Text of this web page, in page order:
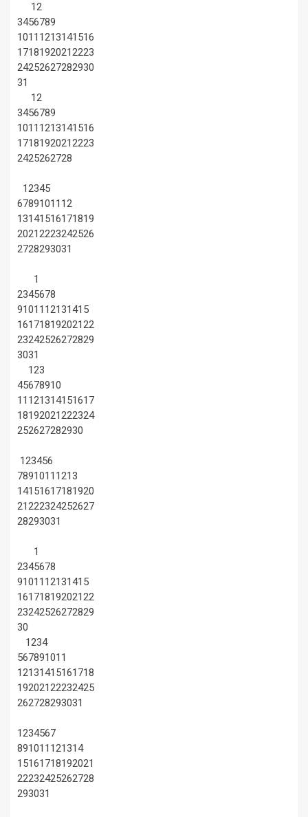
12
3456789
1011 1213141516
17181920212223
24252627282930
31
12
3456789
1011 1213141516
17181920212223
2425262728
12345
67891011 12
13141516171819
20212223242526
2728293031
1
2345678
91011 12131415
16171819202122
23242526272829
3031
123
45678910
11 121314151617
18192021222324
252627282930
123456
7891011 1213
14151617181920
21222324252627
28293031
1
2345678
91011 12131415
16171819202122
23242526272829
30
1234
567891011
12131415161718
19202122232425
262728293031
1234567
891011 121314
15161718192021
22232425262728
293031